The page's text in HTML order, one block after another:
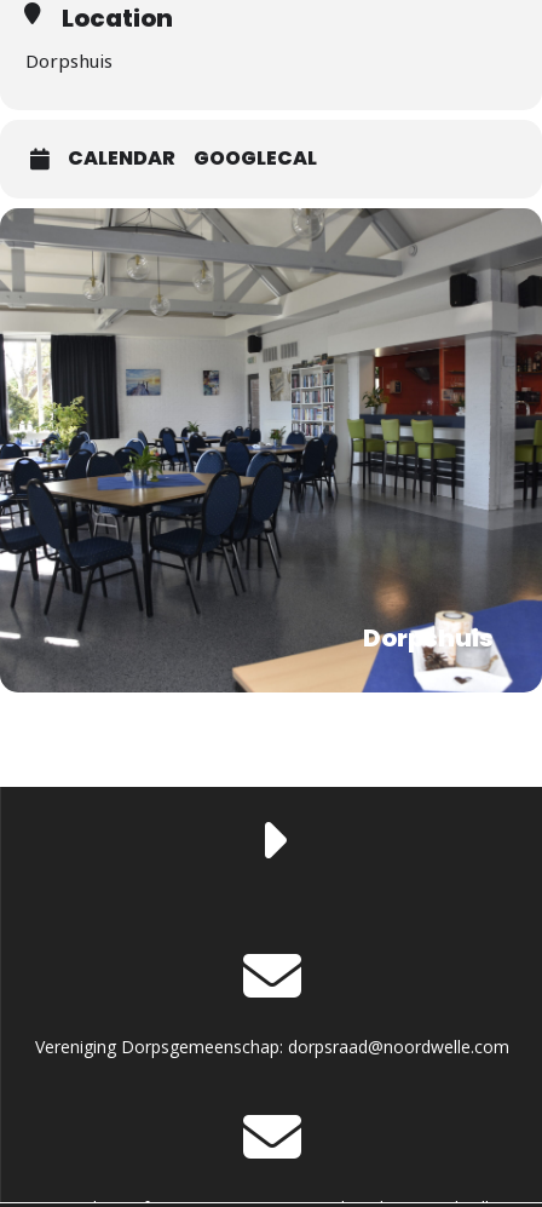
Location
Dorpshuis
CALENDAR GOOGLECAL
Dorpshuis
Vereniging Dorpsgemeenschap: dorpsraad@noordwelle.com